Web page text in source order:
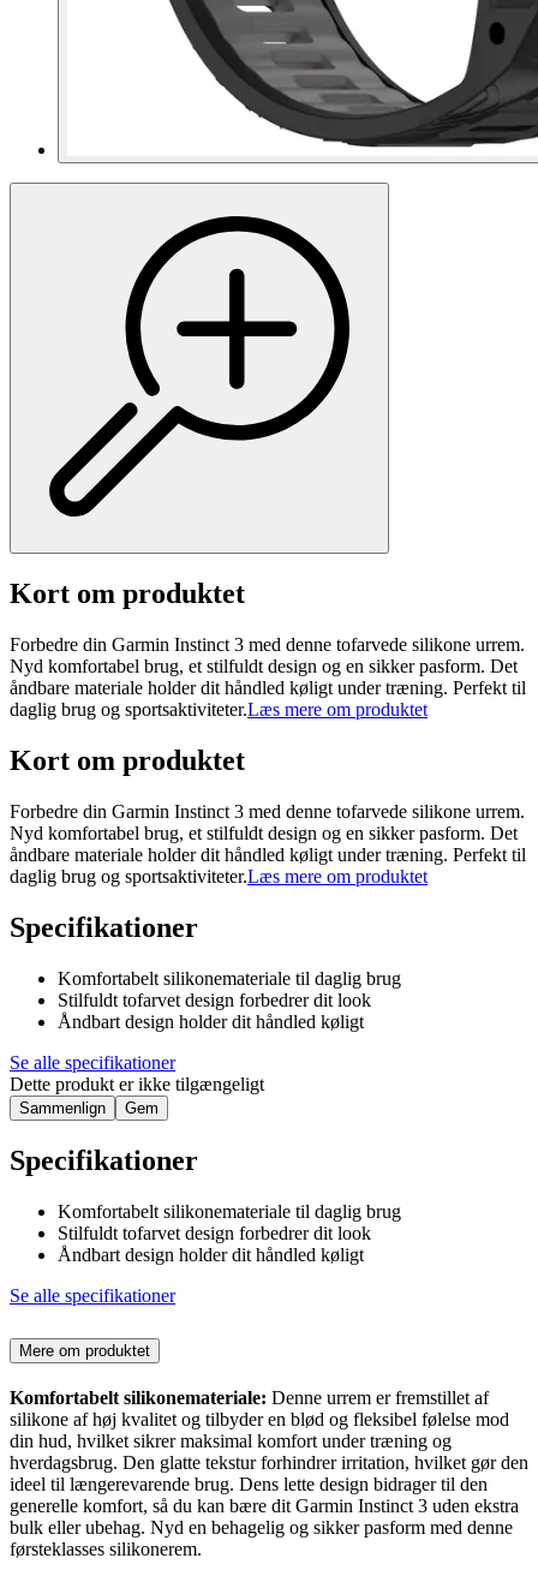
Kort om produktet
Forbedre din Garmin Instinct 3 med denne tofarvede silikone urrem.
Nyd komfortabel brug, et stilfuldt design og en sikker pasform. Det
åndbare materiale holder dit håndled køligt under træning. Perfekt til
daglig brug og sportsaktiviteter.Læs mere om produktet
Kort om produktet
Forbedre din Garmin Instinct 3 med denne tofarvede silikone urrem.
Nyd komfortabel brug, et stilfuldt design og en sikker pasform. Det
åndbare materiale holder dit håndled køligt under træning. Perfekt til
daglig brug og sportsaktiviteter.Læs mere om produktet
Specifikationer
Komfortabelt silikonemateriale til daglig brug
Stilfuldt tofarvet design forbedrer dit look
Åndbart design holder dit håndled køligt
Se alle specifikationer
Dette produkt er ikke tilgængeligt
Sammenlign Gem
Specifikationer
Komfortabelt silikonemateriale til daglig brug
Stilfuldt tofarvet design forbedrer dit look
Åndbart design holder dit håndled køligt
Se alle specifikationer
Mere om produktet
Komfortabelt silikonemateriale: Denne urrem er fremstillet af
silikone af høj kvalitet og tilbyder en blød og fleksibel følelse mod
din hud, hvilket sikrer maksimal komfort under træning og
hverdagsbrug. Den glatte tekstur forhindrer irritation, hvilket gør den
ideel til længerevarende brug. Dens lette design bidrager til den
generelle komfort, så du kan bære dit Garmin Instinct 3 uden ekstra
bulk eller ubehag. Nyd en behagelig og sikker pasform med denne
førsteklasses silikonerem.